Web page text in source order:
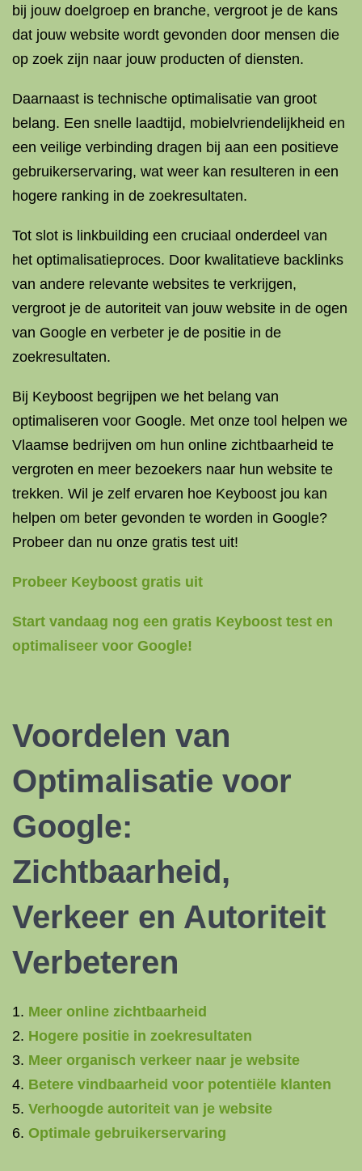
bij jouw doelgroep en branche, vergroot je de kans
dat jouw website wordt gevonden door mensen die
op zoek zijn naar jouw producten of diensten.
Daarnaast is technische optimalisatie van groot
belang. Een snelle laadtijd, mobielvriendelijkheid en
een veilige verbinding dragen bij aan een positieve
gebruikerservaring, wat weer kan resulteren in een
hogere ranking in de zoekresultaten.
Tot slot is linkbuilding een cruciaal onderdeel van
het optimalisatieproces. Door kwalitatieve backlinks
van andere relevante websites te verkrijgen,
vergroot je de autoriteit van jouw website in de ogen
van Google en verbeter je de positie in de
zoekresultaten.
Bij Keyboost begrijpen we het belang van
optimaliseren voor Google. Met onze tool helpen we
Vlaamse bedrijven om hun online zichtbaarheid te
vergroten en meer bezoekers naar hun website te
trekken. Wil je zelf ervaren hoe Keyboost jou kan
helpen om beter gevonden te worden in Google?
Probeer dan nu onze gratis test uit!
Probeer Keyboost gratis uit
Start vandaag nog een gratis Keyboost test en
optimaliseer voor Google!
Voordelen van
Optimalisatie voor
Google:
Zichtbaarheid,
Verkeer en Autoriteit
Verbeteren
Meer online zichtbaarheid
Hogere positie in zoekresultaten
Meer organisch verkeer naar je website
Betere vindbaarheid voor potentiële klanten
Verhoogde autoriteit van je website
Optimale gebruikerservaring